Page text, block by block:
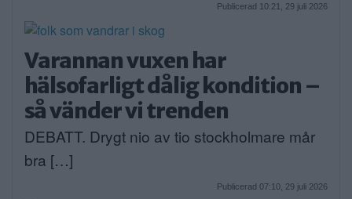
Publicerad 10:21, 29 juli 2026
Varannan vuxen har
hälsofarligt dålig kondition –
så vänder vi trenden
DEBATT. Drygt nio av tio stockholmare mår
bra […]
Publicerad 07:10, 29 juli 2026